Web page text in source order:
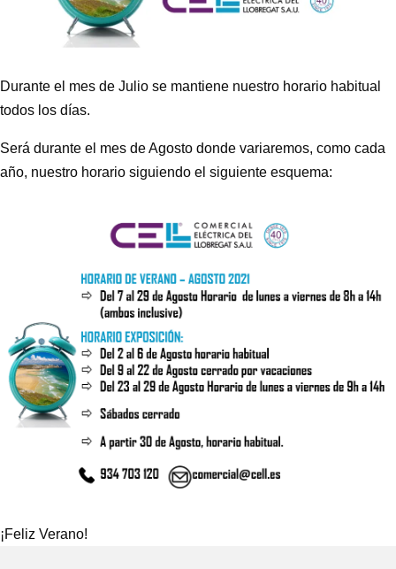
Durante el mes de Julio se mantiene nuestro horario habitual
todos los días.
Será durante el mes de Agosto donde variaremos, como cada
año, nuestro horario siguiendo el siguiente esquema:
¡Feliz Verano!